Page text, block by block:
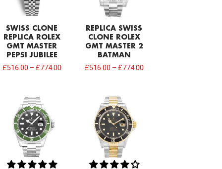
SWISS CLONE
REPLICA ROLEX
GMT MASTER
PEPSI JUBILEE
£516.00 – £774.00
REPLICA SWISS
CLONE ROLEX
GMT MASTER 2
BATMAN
£516.00 – £774.00